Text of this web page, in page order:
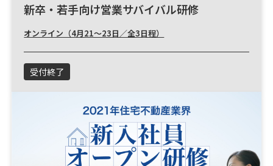
新卒・若手向け営業サバイバル研修
オンライン（4月21～23日／全3日程）
受付終了